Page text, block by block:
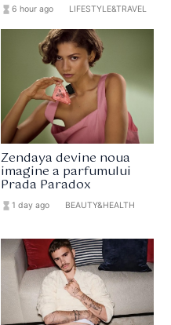
hourglass_full 6 hour ago LIFESTYLE&TRAVEL
Zendaya devine noua
imagine a parfumului
Prada Paradox
hourglass_full 1 day ago BEAUTY&HEALTH